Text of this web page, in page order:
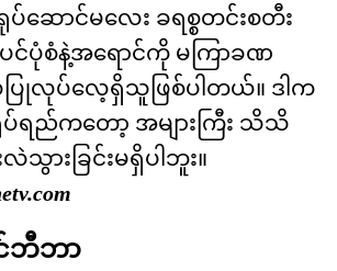
ောင်မလေး ခရစ္စတင်းစတီး
ပုံစံနဲ့အရောင်ကို မကြာခဏ
ပြုလုပ်လေ့ရှိသူဖြစ်ပါတယ်။ ဒါက
ရည်ကတော့ အများကြီး သိသိ
သွားခြင်းမရှိပါဘူး။
င်ဘီဘာ